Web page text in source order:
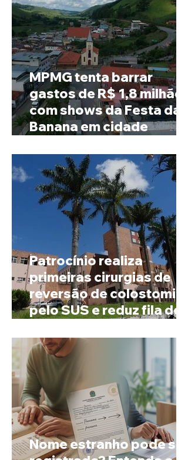
MPMG tenta barrar
gastos de R$ 1,8 milhão
com shows da Festa da
Banana em cidade
4 mil habitantes
Patrocínio realiza
primeiras cirurgias de
reversão de colostomia
pelo SUS e reduz fila de
Nome estranho pode ser